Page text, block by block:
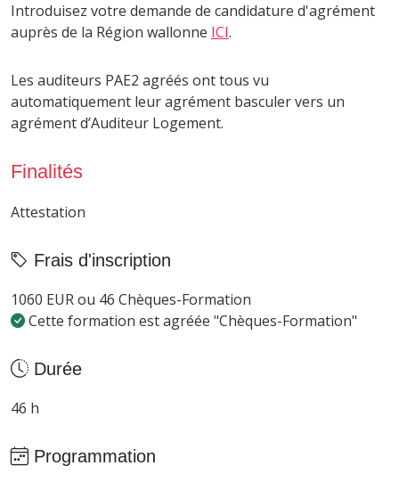
Introduisez votre demande de candidature d'agrément
auprès de la Région wallonne ICI.
Les auditeurs PAE2 agréés ont tous vu
automatiquement leur agrément basculer vers un
agrément d’Auditeur Logement.
Finalités
Attestation
Frais d'inscription
1060 EUR ou 46 Chèques-Formation
Cette formation est agréée "Chèques-Formation"
Durée
46 h
Programmation